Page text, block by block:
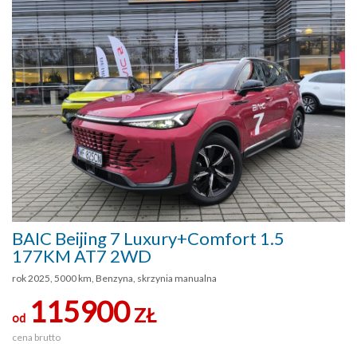
BAIC Beijing 7 Luxury+Comfort 1.5
177KM AT7 2WD
rok 2025, 5000 km, Benzyna, skrzynia manualna
od 115900ZŁ
cena brutto